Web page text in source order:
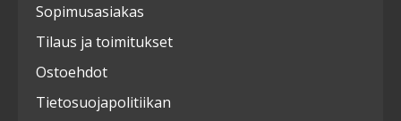
Sopimusasiakas
Tilaus ja toimitukset
Ostoehdot
Tietosuojapolitiikan